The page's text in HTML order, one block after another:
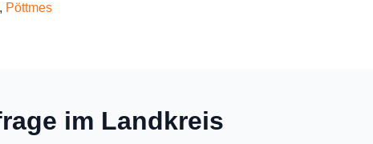
, Pöttmes
im Landkreis